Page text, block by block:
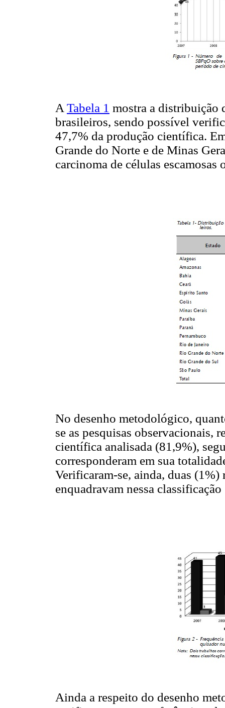
A Tabela 1 mostra a distribuição
brasileiros, sendo possível
47,7% da produção científica.
Grande do Norte e de Minas
carcinoma de células escamosas
No desenho metodológico,
se as pesquisas observacionais,
científica analisada (81,9%),
corresponderam em sua
Verificaram-se, ainda, duas
enquadravam nessa classificação
Ainda a respeito do desenho